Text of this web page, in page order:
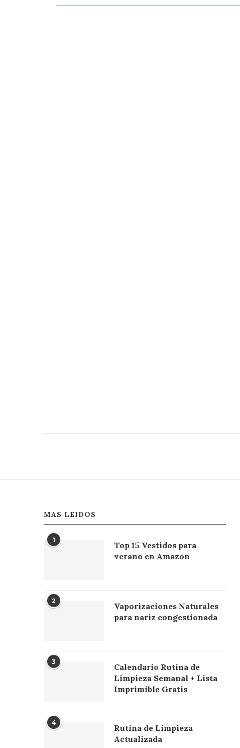
MAS LEIDOS
1
Top 15 Vestidos para
verano en Amazon
2
Vaporizaciones Naturales
para nariz congestionada
3
Calendario Rutina de
Limpieza Semanal + Lista
Imprimible Gratis
4
Rutina de Limpieza
Actualizada